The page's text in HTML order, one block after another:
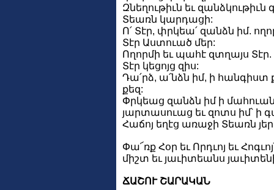
Զնեղութիւն եւ զանձկութիւն
Տեառն կարդացի:
Ո՛ Տէր, փրկեա՛ զանձն իմ.
Տէր Աստուած մեր:
Ողորմի եւ պահէ զտղայս
Տէր կեցոյց զիս:
Դա՛րձ, ա՛նձն իմ, ի հանգիստ
քեզ:
Փրկեաց զանձն իմ ի
յարտասուաց եւ զոտս իմ՝ ի
Հաճոյ եղէց առաջի Տեառն
Փա՜ռք Հօր եւ Որդւոյ եւ
միշտ եւ յաւիտեանս
ՃԱՇՈՒ ՇԱՐԱԿԱՆ